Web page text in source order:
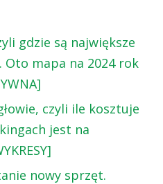
gdzie są największe
Oto mapa na 2024 rok
czyli ile kosztuje
jest na
nowy sprzęt.